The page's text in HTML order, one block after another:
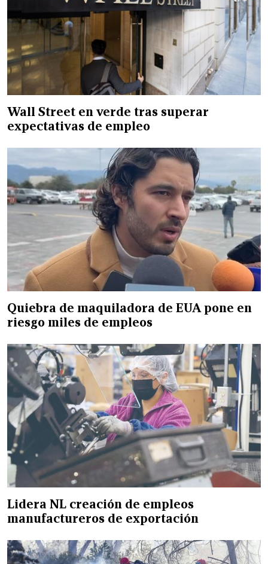
Wall Street en verde tras superar
expectativas de empleo
Quiebra de maquiladora de EUA pone en
riesgo miles de empleos
Lidera NL creación de empleos
manufactureros de exportación